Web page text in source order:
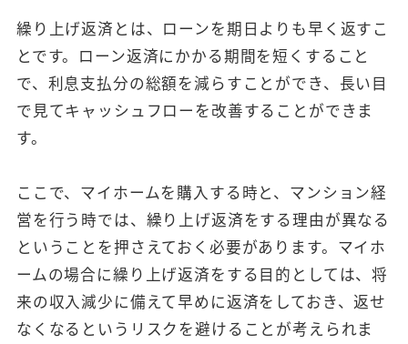
繰り上げ返済とは、ローンを期日よりも早く返すこ
とです。ローン返済にかかる期間を短くすること
で、利息支払分の総額を減らすことができ、長い目
で見てキャッシュフローを改善することができま
す。
ここで、マイホームを購入する時と、マンション経
営を行う時では、繰り上げ返済をする理由が異なる
ということを押さえておく必要があります。マイホ
ームの場合に繰り上げ返済をする目的としては、将
来の収入減少に備えて早めに返済をしておき、返せ
なくなるというリスクを避けることが考えられま